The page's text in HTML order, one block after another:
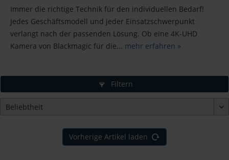
Immer die richtige Technik für den individuellen Bedarf!
Jedes Geschäftsmodell und jeder Einsatzschwerpunkt
verlangt nach der passenden Lösung. Ob eine 4K-UHD
Kamera von Blackmagic für die... mehr erfahren »
Filtern
Vorherige Artikel laden